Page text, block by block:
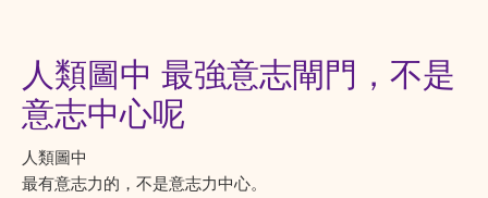
人類圖中 最強意志閘門，不是
意志中心呢
人類圖中
最有意志力的，不是意志力中心。